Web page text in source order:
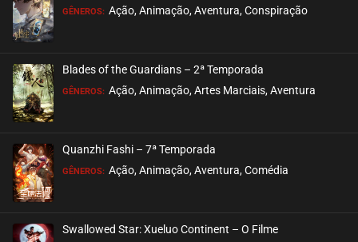
ASSISTIDO
ASSISTIDO
GÊNEROS: Ação, Animação, Aventura, Conspiração
Blades of the Guardians – 2ª Temporada
GÊNEROS: Ação, Animação, Artes Marciais, Aventura
Quanzhi Fashi – 7ª Temporada
GÊNEROS: Ação, Animação, Aventura, Comédia
Swallowed Star: Xueluo Continent – O Filme